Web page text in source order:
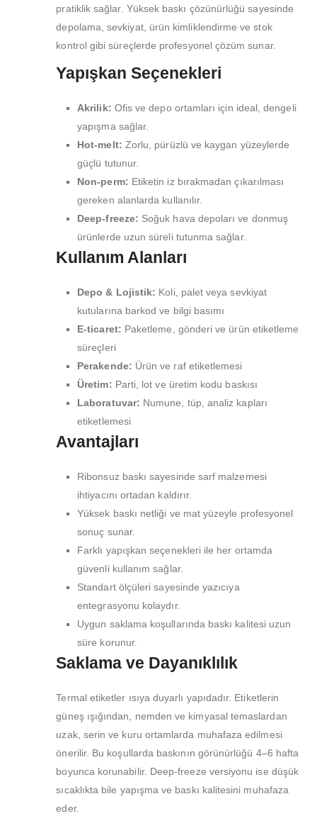
pratiklik sağlar. Yüksek baskı çözünürlüğü sayesinde
depolama, sevkiyat, ürün kimliklendirme ve stok
kontrol gibi süreçlerde profesyonel çözüm sunar.
Yapışkan Seçenekleri
Akrilik: Ofis ve depo ortamları için ideal, dengeli
yapışma sağlar.
Hot-melt: Zorlu, pürüzlü ve kaygan yüzeylerde
güçlü tutunur.
Non-perm: Etiketin iz bırakmadan çıkarılması
gereken alanlarda kullanılır.
Deep-freeze: Soğuk hava depoları ve donmuş
ürünlerde uzun süreli tutunma sağlar.
Kullanım Alanları
Depo & Lojistik: Koli, palet veya sevkiyat
kutularına barkod ve bilgi basımı
E-ticaret: Paketleme, gönderi ve ürün etiketleme
süreçleri
Perakende: Ürün ve raf etiketlemesi
Üretim: Parti, lot ve üretim kodu baskısı
Laboratuvar: Numune, tüp, analiz kapları
etiketlemesi
Avantajları
Ribonsuz baskı sayesinde sarf malzemesi
ihtiyacını ortadan kaldırır.
Yüksek baskı netliği ve mat yüzeyle profesyonel
sonuç sunar.
Farklı yapışkan seçenekleri ile her ortamda
güvenli kullanım sağlar.
Standart ölçüleri sayesinde yazıcıya
entegrasyonu kolaydır.
Uygun saklama koşullarında baskı kalitesi uzun
süre korunur.
Saklama ve Dayanıklılık
Termal etiketler ısıya duyarlı yapıdadır. Etiketlerin
güneş ışığından, nemden ve kimyasal temaslardan
uzak, serin ve kuru ortamlarda muhafaza edilmesi
önerilir. Bu koşullarda baskının görünürlüğü 4–6 hafta
boyunca korunabilir. Deep-freeze versiyonu ise düşük
sıcaklıkta bile yapışma ve baskı kalitesini muhafaza
eder.
MÜŞTERI HIZMETLERI
Gizlilik Politikası
İade ve Geri Ödeme Politikası
HAKKIMIZDA
Satış Noktamız